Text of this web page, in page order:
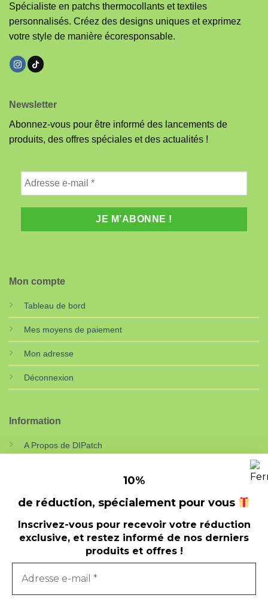
10%
de réduction, spécialement pour vous
Inscrivez-vous pour recevoir votre réduction
exclusive, et restez informé de nos derniers
produits et offres !
Spécialiste en patchs thermocollants et textiles
personnalisés. Créez des designs uniques et exprimez
votre style de manière écoresponsable.
Mon compte
Tableau de bord
Mes moyens de paiement
Mon adresse
Déconnexion
Information
A Propos de DIPatch
Newsletter
Abonnez-vous pour être informé des lancements de
produits, des offres spéciales et des actualités !
© 2026Auxilium-web